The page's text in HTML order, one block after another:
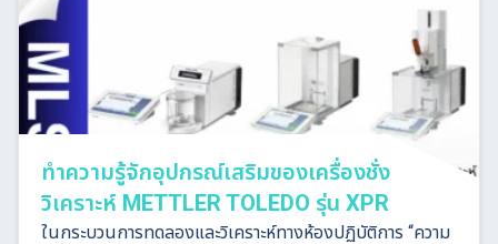
ทำความรู้จักอุปกรณ์เสริมของเครื่องชั่ง
วิเคราะห์ METTLER TOLEDO รุ่น XPR
ในกระบวนการทดลองและวิเคราะห์ทางห้องปฏิบัติการ “ความ